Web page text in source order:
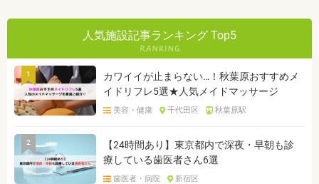
人気施設記事ランキング Top5
1
カワイイが止まらない…！秋葉原おすすめメ
イドリフレ5選★人気メイドマッサージ
美容・健康 千代田区 秋葉原駅
2
【24時間あり】東京都内で深夜・早朝も診
療している歯医者さん6選
歯医者・病院 新宿区